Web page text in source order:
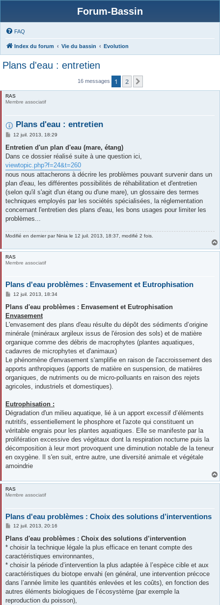
Forum-Bassin
FAQ
Index du forum Vie du bassin Evolution
Plans d'eau : entretien
16 messages 1 2
RAS
Membre associatif
Plans d'eau : entretien
M
s
a
g
e
12 juil. 2013, 18:29
Entretien d'un plan d'eau (mare, étang)
Dans ce dossier réalisé suite à une question ici,
viewtopic.php?f=24&t=260
nous nous attacherons à décrire les problèmes pouvant survenir dans un
plan d'eau, les différentes possibilités de réhabilitation et d'entretien
(selon qu'il s'agit d'un étang ou d'une mare), un glossaire des termes
techniques employés par les sociétés spécialisées, la réglementation
concernant l'entretien des plans d'eau, les bons usages pour limiter les
problèmes...
Modifié en dernier parNinia le 12 juil. 2013, 18:37, modifié 2 fois.
RAS
Membre associatif
Plans d'eau problèmes : Envasement et Eutrophisation
M
s
a
g
12 juil. 2013, 18:34
Plans d'eau problèmes : Envasement et Eutrophisation
Envasement
L'envasement des plans d'eau résulte du dépôt des sédiments d’origine
minérale (minéraux argileux issus de l'érosion des sols) et de matière
organique comme des débris de macrophytes (plantes aquatiques,
cadavres de microphytes et d'animaux)
Le phénomène d'envasement s'amplifie en raison de l'accroissement des
apports anthropiques (apports de matière en suspension, de matières
organiques, de nutriments ou de micro-polluants en raison des rejets
agricoles, industriels et domestiques).
Eutrophisation :
Dégradation d'un milieu aquatique, lié à un apport excessif d’éléments
nutritifs, essentiellement le phosphore et l'azote qui constituent un
véritable engrais pour les plantes aquatiques. Elle se manifeste par la
prolifération excessive des végétaux dont la respiration nocturne puis la
décomposition à leur mort provoquent une diminution notable de la teneur
en oxygène. Il s'en suit, entre autre, une diversité animale et végétale
amoindrie
RAS
Membre associatif
Plans d'eau problèmes : Choix des solutions d’interventions
M
s
a
g
12 juil. 2013, 20:16
Plans d'eau problèmes : Choix des solutions d’intervention
* choisir la technique légale la plus efficace en tenant compte des
caractéristiques environnantes,
* choisir la période d’intervention la plus adaptée à l’espèce cible et aux
caractéristiques du biotope envahi (en général, une intervention précoce
dans l’année limite les quantités enlevées et les coûts), en fonction des
autres éléments biologiques de l’écosystème (par exemple la
reproduction du poisson),